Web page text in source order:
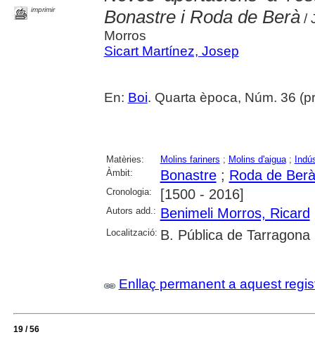
imprimir
Bonastre i Roda de Berà/
Morros
Sicart Martínez, Josep
En: Boi. Quarta època, Núm. 36
Matèries: Molins fariners ; Molins d'aigua;
Àmbit:
Bonastre; Roda de Berà
Cronologia: [1500 - 2016]
Autors add.: Benimeli Morros, Ricard
Localització: B. Pública de Tarragona
Enllaç permanent a aquest
19 / 56